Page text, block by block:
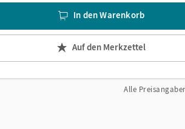
In den Warenkorb
Auf den Merkzettel
Alle